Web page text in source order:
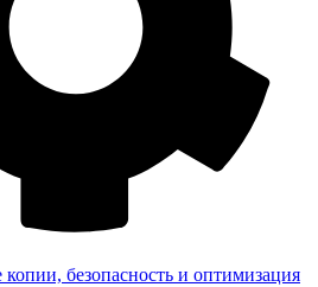
копии, безопасность и оптимизация